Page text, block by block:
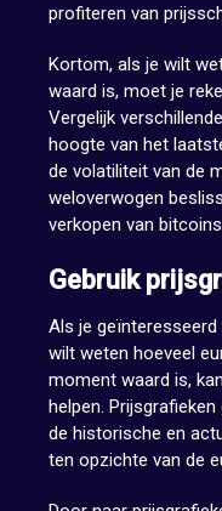
profiteren van
Kortom, als je wilt
waard is, moet je
Vergelijk
hoogte van het
de volatiliteit van de
weloverwogen
verkopen van
Gebruik
Als je
wilt weten hoeveel
moment waard is,
helpen.
de historische en
ten opzichte van de